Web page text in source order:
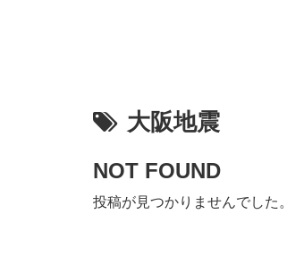
大阪地震
NOT FOUND
投稿が見つかりませんでした。